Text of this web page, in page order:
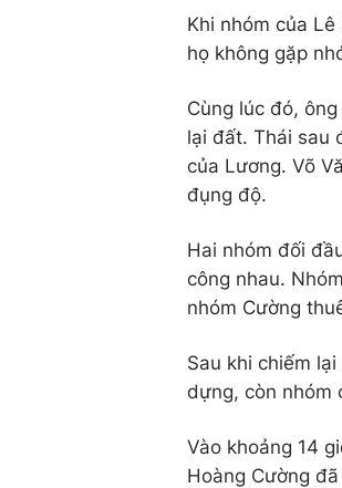
Khi nhóm của
họ không gặp
Cùng lúc đó,
lại đất. Thái sau
của Lương. Võ
đụng độ.
Hai nhóm đối
công nhau.
nhóm Cường
Sau khi chiếm
dựng, còn nhóm
Vào khoảng 14
Hoàng Cường